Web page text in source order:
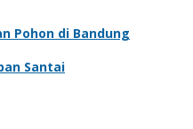
Pohon di Bandung
Santai